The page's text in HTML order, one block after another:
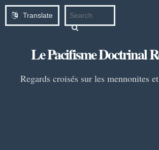
Translate
Le Pacifisme Doctrinal
Regards croisés sur les mennonites